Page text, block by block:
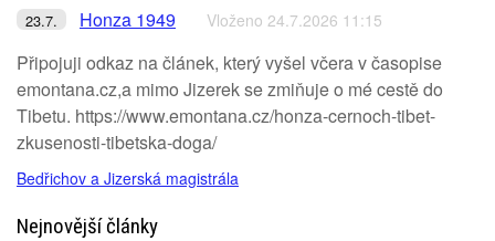
23.7. Honza 1949 Vloženo 24.7.2026 11:15
Připojuji odkaz na článek, který vyšel včera v časopise
emontana.cz,a mimo Jizerek se zmiňuje o mé cestě do
Tibetu. https://www.emontana.cz/honza-cernoch-tibet-
zkusenosti-tibetska-doga/
Bedřichov a Jizerská magistrála
Nejnovější články